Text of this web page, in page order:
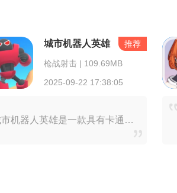
城市机器人英雄
枪战射击 | 109.69MB
2025-09-22 17:38:05
城市机器人英雄是一款具有卡通风格的机甲战斗手游，玩家可以操控自己定制的机器人来对抗巨型怪兽和邪恶势力。通过精确的拳击、闪避等操作，玩家能够体验到真实的格斗快感，
推荐